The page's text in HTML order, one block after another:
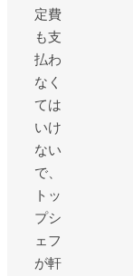
定費
も支
払わ
なく
ては
いけ
ない
で、
トッ
プシ
ェフ
が軒